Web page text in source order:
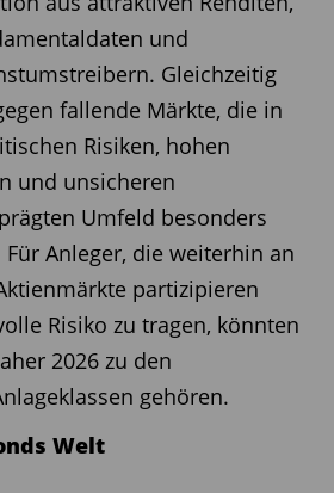
von steigenden
spielt die
Rolle. Satelliten sind laut
für Kommunikation,
„Angesichts
durch Cyberkriege und
investieren Staaten verstärkt
Infrastruktur. Der Weltraum-
wird bis 2035 auf ein
US-Dollar geschätzt“,
und
Gleichzeitig
fallende Märkte, die in
Risiken, hohen
und unsicheren
Umfeld besonders
Anleger, die weiterhin an
partizipieren
Risiko zu tragen, könnten
2026 zu den
gehören.
Welt